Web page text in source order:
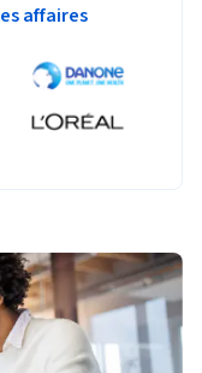
affaires